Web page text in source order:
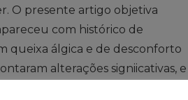
O presente artigo objetiva
com histórico de
queixa álgica e de desconforto
alterações signiicativas, e
submandibular. Em um